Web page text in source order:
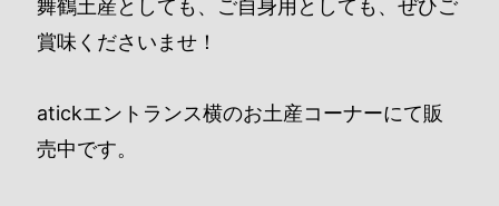
舞鶴土産としても、ご自身用としても、ぜひご
賞味くださいませ！
atickエントランス横のお土産コーナーにて販
売中です。